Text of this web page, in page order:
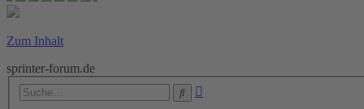
Zum Inhalt
sprinter-forum.de
Suche